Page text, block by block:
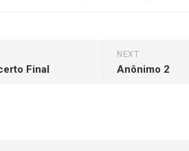
NEXT
Anônimo 2
Final